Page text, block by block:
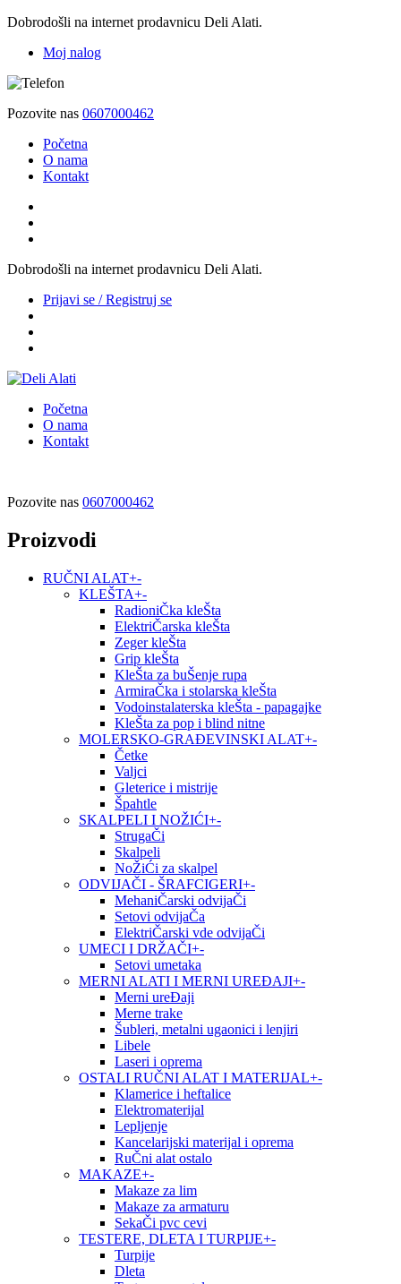
Dobrodošli na internet prodavnicu Deli Alati.
Moj nalog
Pozovite nas 0607000462
Početna
O nama
Kontakt
Dobrodošli na internet prodavnicu Deli Alati.
Prijavi se / Registruj se
Početna
O nama
Kontakt
Pozovite nas 0607000462
Proizvodi
RUČNI ALAT+-
KLEŠTA+-
RadioniČka kleŠta
ElektriČarska kleŠta
Zeger kleŠta
Grip kleŠta
KleŠta za buŠenje rupa
ArmiraČka i stolarska kleŠta
Vodoinstalaterska kleŠta - papagajke
KleŠta za pop i blind nitne
MOLERSKO-GRAĐEVINSKI ALAT+-
Četke
Valjci
Gleterice i mistrije
Špahtle
SKALPELI I NOŽIĆI+-
StrugaČi
Skalpeli
NoŽiĆi za skalpel
ODVIJAČI - ŠRAFCIGERI+-
MehaniČarski odvijaČi
Setovi odvijaČa
ElektriČarski vde odvijaČi
UMECI I DRŽAČI+-
Setovi umetaka
MERNI ALATI I MERNI UREĐAJI+-
Merni ureĐaji
Merne trake
Šubleri, metalni ugaonici i lenjiri
Libele
Laseri i oprema
OSTALI RUČNI ALAT I MATERIJAL+-
Klamerice i heftalice
Elektromaterijal
Lepljenje
Kancelarijski materijal i oprema
RuČni alat ostalo
MAKAZE+-
Makaze za lim
Makaze za armaturu
SekaČi pvc cevi
TESTERE, DLETA I TURPIJE+-
Turpije
Dleta